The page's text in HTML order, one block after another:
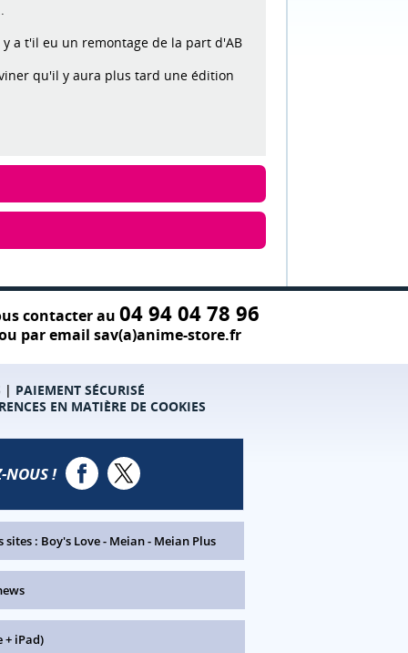
a t'il eu un remontage de la part d'AB
qu'il y aura plus tard une édition
contacter au 04 94 04 78 96
par email sav(a)anime-store.fr
| PAIEMENT SÉCURISÉ
EN MATIÈRE DE COOKIES
NOUS !
sites : Boy's Love- Meian- Meian Plus
+ iPad)